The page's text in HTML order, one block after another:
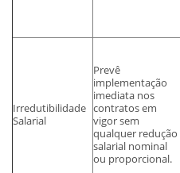
Irredutibilidade
Salarial
Prevê
implementação
imediata nos
contratos em
vigor sem
qualquer redução
salarial nominal
ou proporcional.